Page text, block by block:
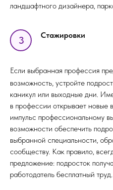
ландшафтного дизайнера,
3 Стажировки
Если выбранная профессия
возможность, устройте
каникул или выходные дни.
в профессии открывает новые
импульс профессиональному
возможности обеспечить
выбранной специальности,
сообществу. Как правило,
предложение: подросток
работодатель бесплатный труд.